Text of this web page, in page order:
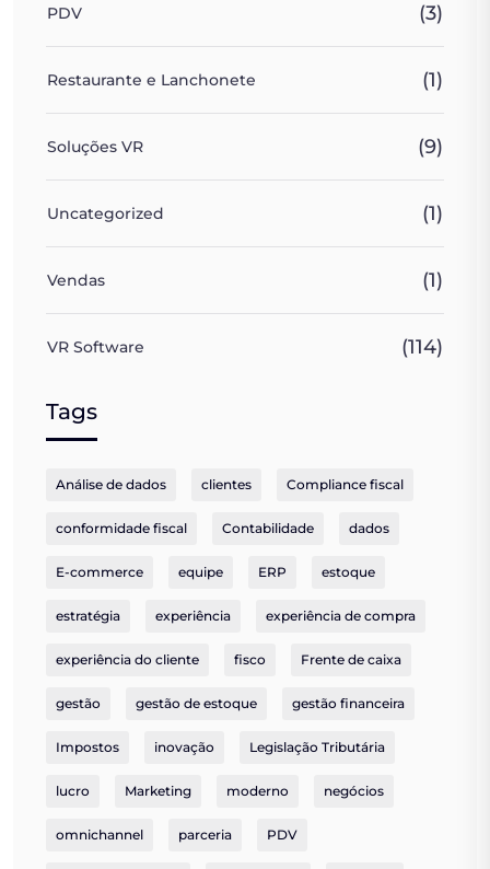
PDV (3)
Restaurante e Lanchonete (1)
Soluções VR (9)
Uncategorized (1)
Vendas (1)
VR Software (114)
Tags
Análise de dados clientes Compliance fiscal
conformidade fiscal Contabilidade dados
E-commerce equipe ERP estoque
estratégia experiência experiência de compra
experiência do cliente fisco Frente de caixa
gestão gestão de estoque gestão financeira
Impostos inovação Legislação Tributária
lucro Marketing moderno negócios
omnichannel parceria PDV